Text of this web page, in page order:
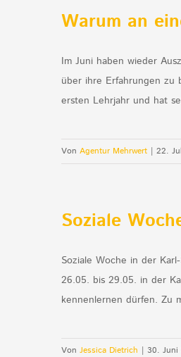
Warum an
Im Juni haben wieder
über ihre Erfahrungen zu
ersten Lehrjahr und hat
Von Agentur Mehrwert | 22.
Soziale
Soziale Woche in der
26.05. bis 29.05. in der
kennenlernen dürfen. Zu
Von Jessica Dietrich | 30. Juni